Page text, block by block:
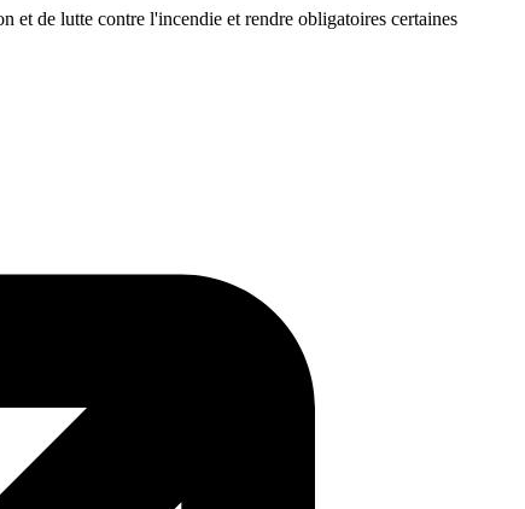
et de lutte contre l'incendie et rendre obligatoires certaines